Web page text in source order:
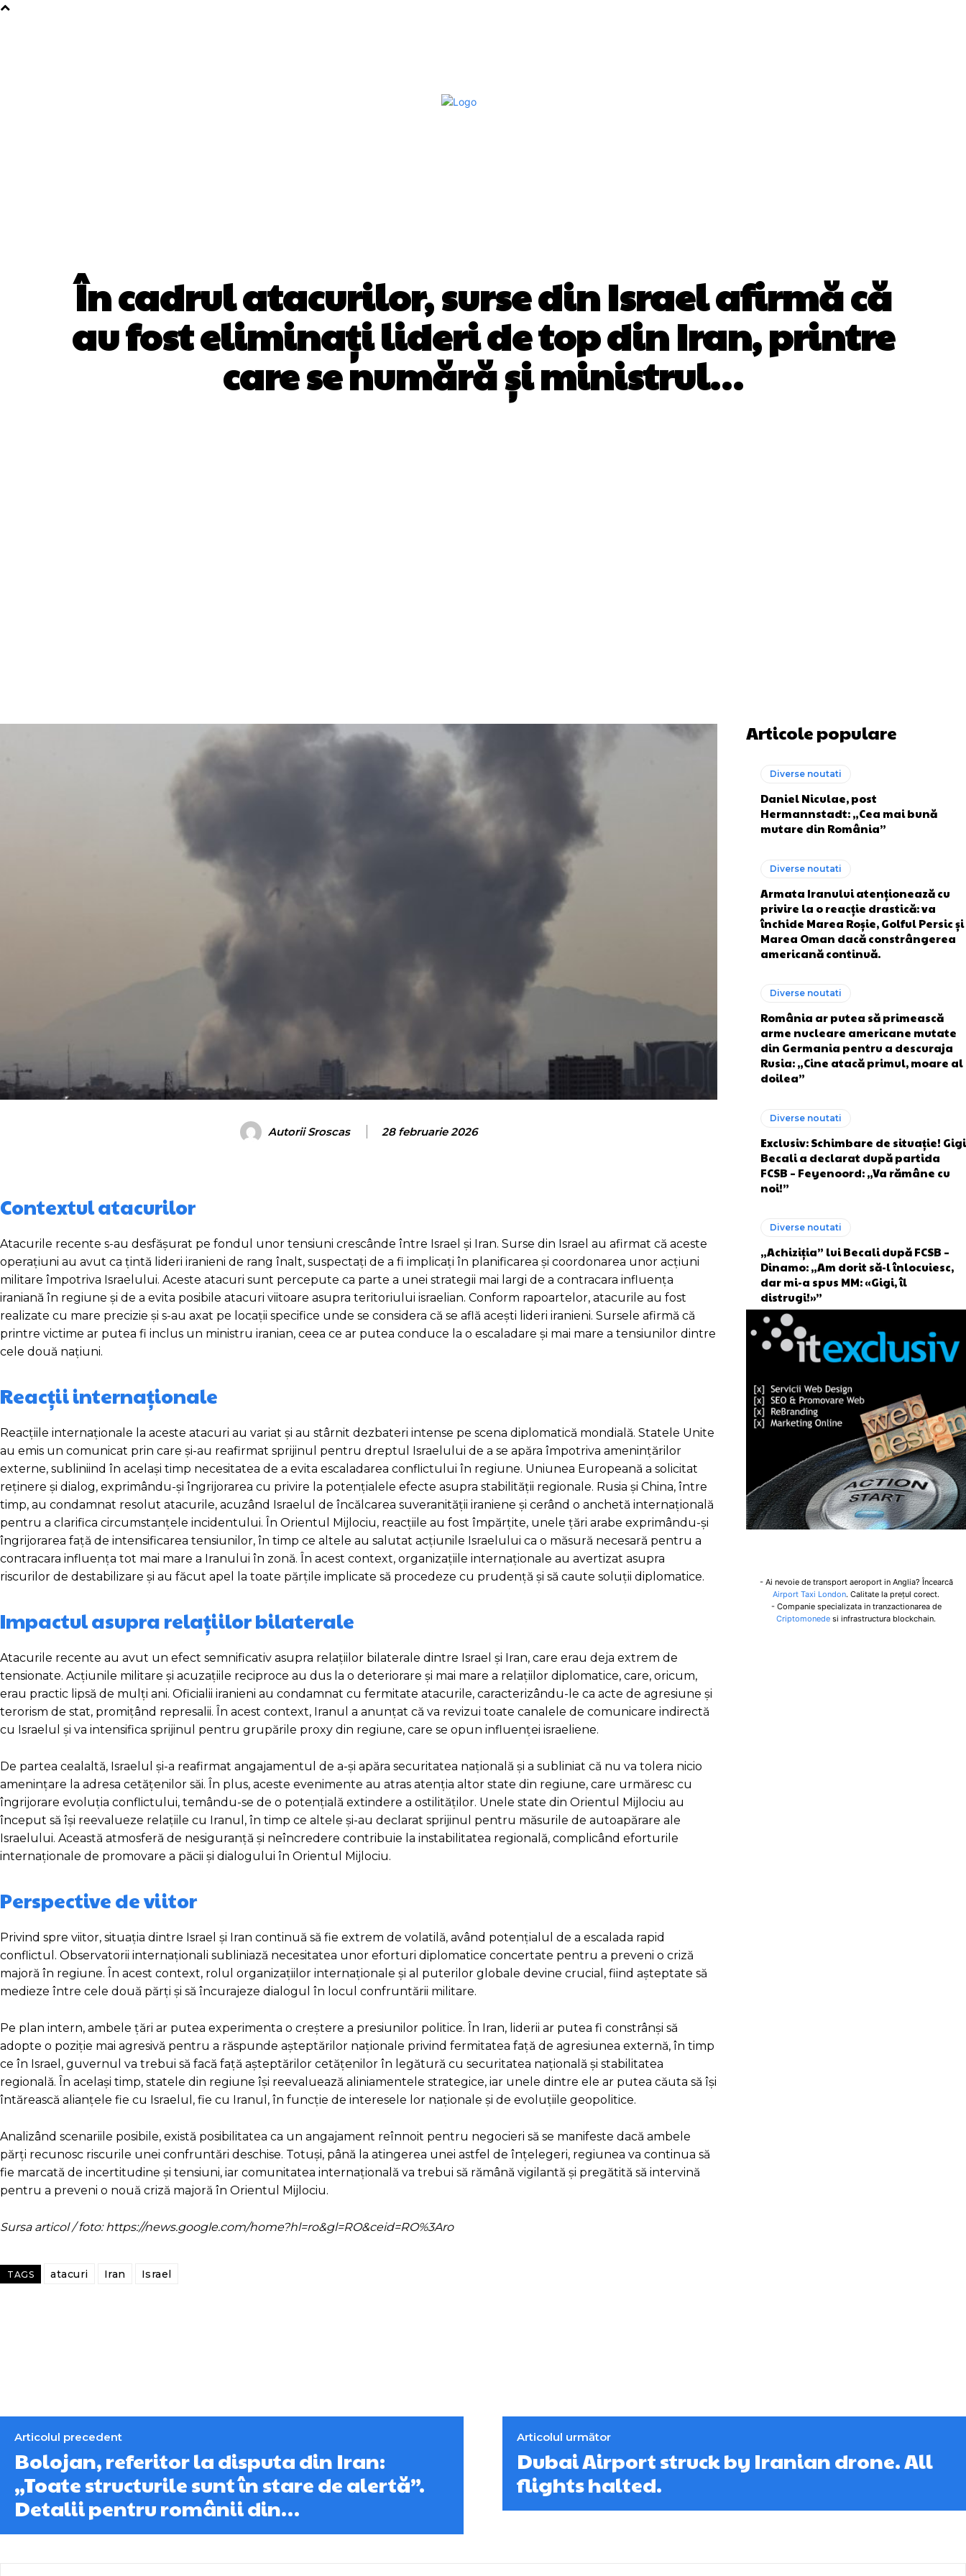
În cadrul atacurilor, surse din Israel afirmă că
au fost eliminați lideri de top din Iran, printre
care se numără și ministrul…
Autorii Sroscas 28 februarie 2026
Contextul atacurilor
Atacurile recente s-au desfășurat pe fondul unor tensiuni crescânde între Israel și Iran. Surse din Israel au afirmat că aceste
operațiuni au avut ca țintă lideri iranieni de rang înalt, suspectați de a fi implicați în planificarea și coordonarea unor acțiuni
militare împotriva Israelului. Aceste atacuri sunt percepute ca parte a unei strategii mai largi de a contracara influența
iraniană în regiune și de a evita posibile atacuri viitoare asupra teritoriului israelian. Conform rapoartelor, atacurile au fost
realizate cu mare precizie și s-au axat pe locații specifice unde se considera că se află acești lideri iranieni. Sursele afirmă că
printre victime ar putea fi inclus un ministru iranian, ceea ce ar putea conduce la o escaladare și mai mare a tensiunilor dintre
cele două națiuni.
Reacții internaționale
Reacțiile internaționale la aceste atacuri au variat și au stârnit dezbateri intense pe scena diplomatică mondială. Statele Unite
au emis un comunicat prin care și-au reafirmat sprijinul pentru dreptul Israelului de a se apăra împotriva amenințărilor
externe, subliniind în același timp necesitatea de a evita escaladarea conflictului în regiune. Uniunea Europeană a solicitat
reținere și dialog, exprimându-și îngrijorarea cu privire la potențialele efecte asupra stabilității regionale. Rusia și China, între
timp, au condamnat resolut atacurile, acuzând Israelul de încălcarea suveranității iraniene și cerând o anchetă internațională
pentru a clarifica circumstanțele incidentului. În Orientul Mijlociu, reacțiile au fost împărțite, unele țări arabe exprimându-și
îngrijorarea față de intensificarea tensiunilor, în timp ce altele au salutat acțiunile Israelului ca o măsură necesară pentru a
contracara influența tot mai mare a Iranului în zonă. În acest context, organizațiile internaționale au avertizat asupra
riscurilor de destabilizare și au făcut apel la toate părțile implicate să procedeze cu prudență și să caute soluții diplomatice.
Impactul asupra relațiilor bilaterale
Atacurile recente au avut un efect semnificativ asupra relațiilor bilaterale dintre Israel și Iran, care erau deja extrem de
tensionate. Acțiunile militare și acuzațiile reciproce au dus la o deteriorare și mai mare a relațiilor diplomatice, care, oricum,
erau practic lipsă de mulți ani. Oficialii iranieni au condamnat cu fermitate atacurile, caracterizându-le ca acte de agresiune și
terorism de stat, promițând represalii. În acest context, Iranul a anunțat că va revizui toate canalele de comunicare indirectă
cu Israelul și va intensifica sprijinul pentru grupările proxy din regiune, care se opun influenței israeliene.
De partea cealaltă, Israelul și-a reafirmat angajamentul de a-și apăra securitatea națională și a subliniat că nu va tolera nicio
amenințare la adresa cetățenilor săi. În plus, aceste evenimente au atras atenția altor state din regiune, care urmăresc cu
îngrijorare evoluția conflictului, temându-se de o potențială extindere a ostilităților. Unele state din Orientul Mijlociu au
început să își reevalueze relațiile cu Iranul, în timp ce altele și-au declarat sprijinul pentru măsurile de autoapărare ale
Israelului. Această atmosferă de nesiguranță și neîncredere contribuie la instabilitatea regională, complicând eforturile
internaționale de promovare a păcii și dialogului în Orientul Mijlociu.
Perspective de viitor
Privind spre viitor, situația dintre Israel și Iran continuă să fie extrem de volatilă, având potențialul de a escalada rapid
conflictul. Observatorii internaționali subliniază necesitatea unor eforturi diplomatice concertate pentru a preveni o criză
majoră în regiune. În acest context, rolul organizațiilor internaționale și al puterilor globale devine crucial, fiind așteptate să
medieze între cele două părți și să încurajeze dialogul în locul confruntării militare.
Pe plan intern, ambele țări ar putea experimenta o creștere a presiunilor politice. În Iran, liderii ar putea fi constrânși să
adopte o poziție mai agresivă pentru a răspunde așteptărilor naționale privind fermitatea față de agresiunea externă, în timp
ce în Israel, guvernul va trebui să facă față așteptărilor cetățenilor în legătură cu securitatea națională și stabilitatea
regională. În același timp, statele din regiune își reevaluează aliniamentele strategice, iar unele dintre ele ar putea căuta să își
întărească alianțele fie cu Israelul, fie cu Iranul, în funcție de interesele lor naționale și de evoluțiile geopolitice.
Analizând scenariile posibile, există posibilitatea ca un angajament reînnoit pentru negocieri să se manifeste dacă ambele
părți recunosc riscurile unei confruntări deschise. Totuși, până la atingerea unei astfel de înțelegeri, regiunea va continua să
fie marcată de incertitudine și tensiuni, iar comunitatea internațională va trebui să rămână vigilantă și pregătită să intervină
pentru a preveni o nouă criză majoră în Orientul Mijlociu.
Sursa articol / foto: https://news.google.com/home?hl=ro&gl=RO&ceid=RO%3Aro
TAGS atacuri Iran Israel
Articole populare
Diverse noutati
Daniel Niculae, post
Hermannstadt: „Cea mai bună
mutare din România”
Diverse noutati
Armata Iranului atenționează cu
privire la o reacție drastică: va
închide Marea Roșie, Golful Persic și
Marea Oman dacă constrângerea
americană continuă.
Diverse noutati
România ar putea să primească
arme nucleare americane mutate
din Germania pentru a descuraja
Rusia: „Cine atacă primul, moare al
doilea”
Diverse noutati
Exclusiv: Schimbare de situație! Gigi
Becali a declarat după partida
FCSB – Feyenoord: „Va rămâne cu
noi!”
Diverse noutati
„Achiziția” lui Becali după FCSB –
Dinamo: „Am dorit să-l înlocuiesc,
dar mi-a spus MM: «Gigi, îl
distrugi!»”
- Ai nevoie de transport aeroport in Anglia? Încearcă
Airport Taxi London. Calitate la prețul corect.
- Companie specializata in tranzactionarea de
Criptomonede si infrastructura blockchain.
Articolul precedent
Bolojan, referitor la disputa din Iran:
„Toate structurile sunt în stare de alertă”.
Detalii pentru românii din…
Articolul următor
Dubai Airport struck by Iranian drone. All
flights halted.